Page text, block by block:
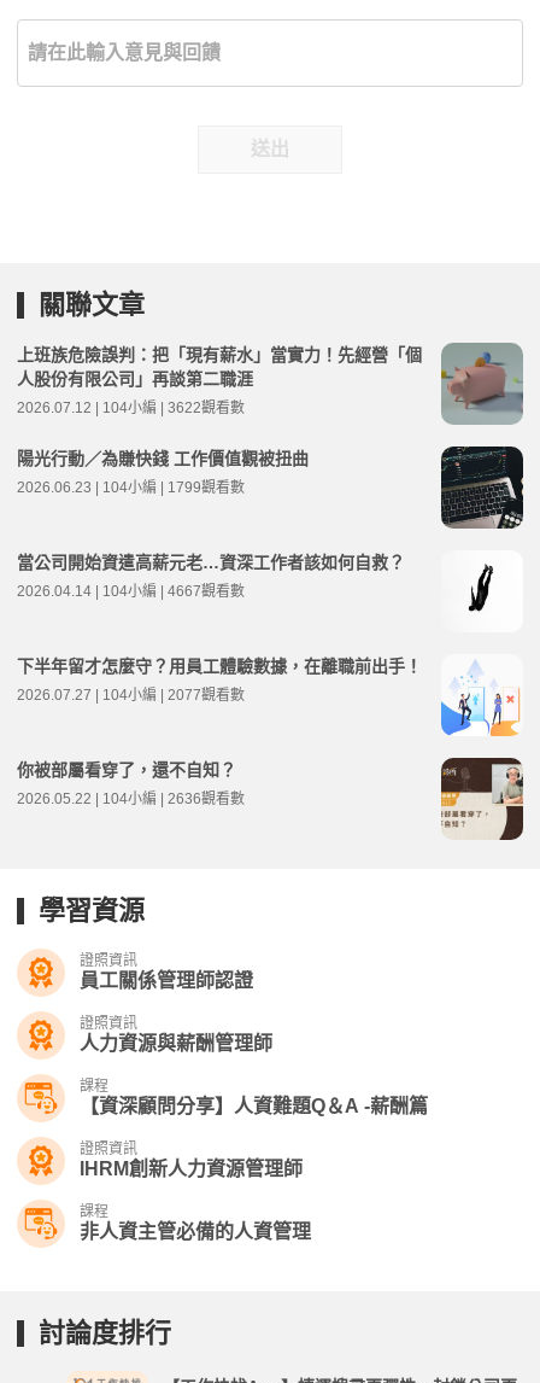
送出
關聯文章
上班族危險誤判：把「現有薪水」當實力！先經營「個
人股份有限公司」再談第二職涯
2026.07.12 | 104小編 | 3622觀看數
陽光行動／為賺快錢 工作價值觀被扭曲
2026.06.23 | 104小編 | 1799觀看數
當公司開始資遣高薪元老…資深工作者該如何自救？
2026.04.14 | 104小編 | 4667觀看數
下半年留才怎麼守？用員工體驗數據，在離職前出手！
2026.07.27 | 104小編 | 2077觀看數
你被部屬看穿了，還不自知？
2026.05.22 | 104小編 | 2636觀看數
學習資源
證照資訊
員工關係管理師認證
證照資訊
人力資源與薪酬管理師
課程
【資深顧問分享】人資難題Q＆A -薪酬篇
證照資訊
IHRM創新人力資源管理師
課程
非人資主管必備的人資管理
討論度排行